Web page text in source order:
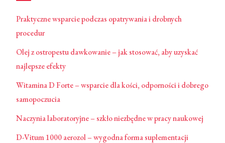
Praktyczne wsparcie podczas opatrywania i drobnych
procedur
Olej z ostropestu dawkowanie – jak stosować, aby uzyskać
najlepsze efekty
Witamina D Forte – wsparcie dla kości, odporności i dobrego
samopoczucia
Naczynia laboratoryjne – szkło niezbędne w pracy naukowej
D-Vitum 1000 aerozol – wygodna forma suplementacji